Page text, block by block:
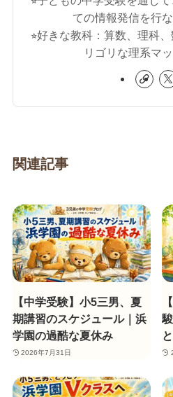
ての情報発信を行な
⭐︎好きな教科：算数、理科
リゴリな理系マ
関連記事
【中学受験】小5三男、夏
期講習のスケジュール｜浜
学園の過酷な夏休み
2026年7月31日